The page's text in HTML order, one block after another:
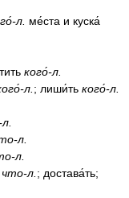
л. ме́ста и куска́
кого́-л.
л. ; лиши́ть кого́-л.
л.
л.
что-л. ; достава́ть;